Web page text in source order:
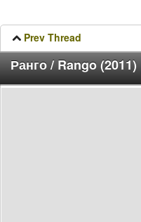
Prev Thread
Ранго / Rango (2011)